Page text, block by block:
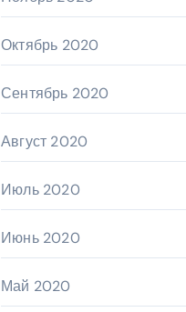
Октябрь 2020
Сентябрь 2020
Август 2020
Июль 2020
Июнь 2020
Май 2020